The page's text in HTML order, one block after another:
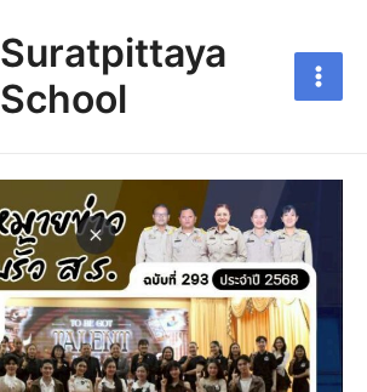
Suratpittaya
School